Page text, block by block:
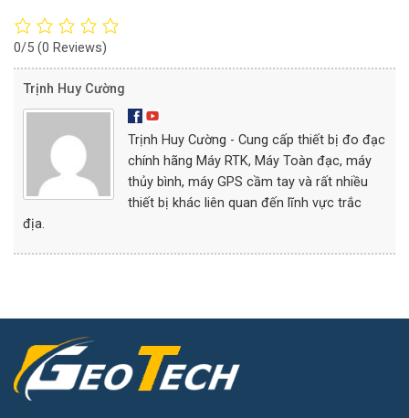
0/5 (0 Reviews)
Trịnh Huy Cường
Trịnh Huy Cường - Cung cấp thiết bị đo đạc
chính hãng Máy RTK, Máy Toàn đạc, máy
thủy bình, máy GPS cầm tay và rất nhiều
thiết bị khác liên quan đến lĩnh vực trắc
địa.